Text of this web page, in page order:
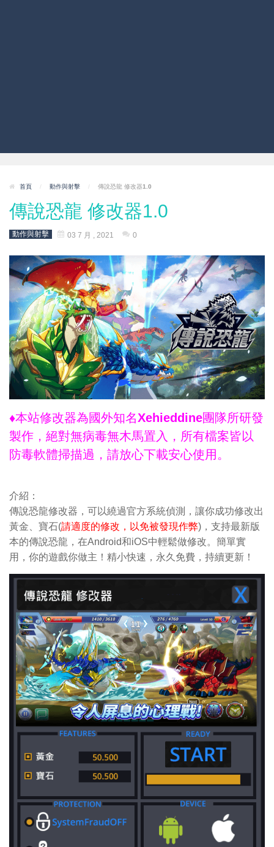
首頁 / 動作與射擊 / 傳說恐龍 修改器1.0
傳說恐龍 修改器1.0
動作與射擊 03 7 月 , 2021 0
♦本站修改器為國外知名Xehieddine團隊所研發
製作，絕對無病毒無木馬置入，所有檔案皆以
防毒軟體掃描過，請放心下載安心使用。
介紹：
傳說恐龍修改器，可以繞過官方系統偵測，讓你成功修改出
黃金、寶石(請適度的修改，以免被發現作弊)，支持最新版
本的傳說恐龍，在Android和iOS中輕鬆做修改。簡單實
用，你的遊戲你做主！精小快速，永久免費，持續更新！